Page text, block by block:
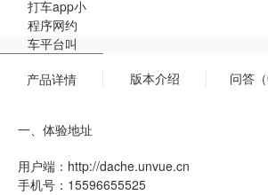
产品详情 版本介绍 问答（
一、体验地址
用户端：http://dache.unvue.cn
手机号：15596655525